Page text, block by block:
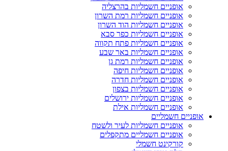
אופניים חשמליות בהרצליה
אופניים חשמליות רמת השרון
אופניים חשמליות הוד השרון
אופניים חשמליות כפר סבא
אופניים חשמליות פתח תקווה
אופניים חשמליות באר שבע
אופניים חשמליות רמת גן
אופניים חשמליות חיפה
אופניים חשמליות חדרה
אופניים חשמליות בצפון
אופניים חשמליות ירושלים
אופניים חשמליות אילת
אופניים חשמליים
אופניים חשמליות לעיר ולשטח
אופניים חשמליים מתקפלים
קורקינט חשמלי